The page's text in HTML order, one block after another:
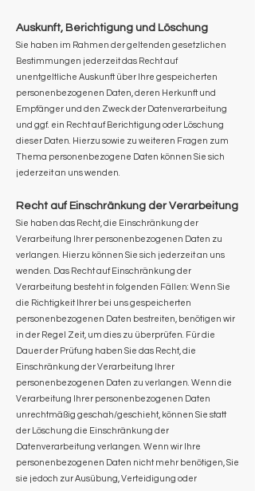
Auskunft, Berichtigung und Löschung
Sie haben im Rahmen der geltenden gesetzlichen
Bestimmungen jederzeit das Recht auf
unentgeltliche Auskunft über Ihre gespeicherten
personenbezogenen Daten, deren Herkunft und
Empfänger und den Zweck der Datenverarbeitung
und ggf. ein Recht auf Berichtigung oder Löschung
dieser Daten. Hierzu sowie zu weiteren Fragen zum
Thema personenbezogene Daten können Sie sich
jederzeit an uns wenden.
Recht auf Einschränkung der Verarbeitung
Sie haben das Recht, die Einschränkung der
Verarbeitung Ihrer personenbezogenen Daten zu
verlangen. Hierzu können Sie sich jederzeit an uns
wenden. Das Recht auf Einschränkung der
Verarbeitung besteht in folgenden Fällen: Wenn Sie
die Richtigkeit Ihrer bei uns gespeicherten
personenbezogenen Daten bestreiten, benötigen wir
in der Regel Zeit, um dies zu überprüfen. Für die
Dauer der Prüfung haben Sie das Recht, die
Einschränkung der Verarbeitung Ihrer
personenbezogenen Daten zu verlangen. Wenn die
Verarbeitung Ihrer personenbezogenen Daten
unrechtmäßig geschah/geschieht, können Sie statt
der Löschung die Einschränkung der
Datenverarbeitung verlangen. Wenn wir Ihre
personenbezogenen Daten nicht mehr benötigen, Sie
sie jedoch zur Ausübung, Verteidigung oder